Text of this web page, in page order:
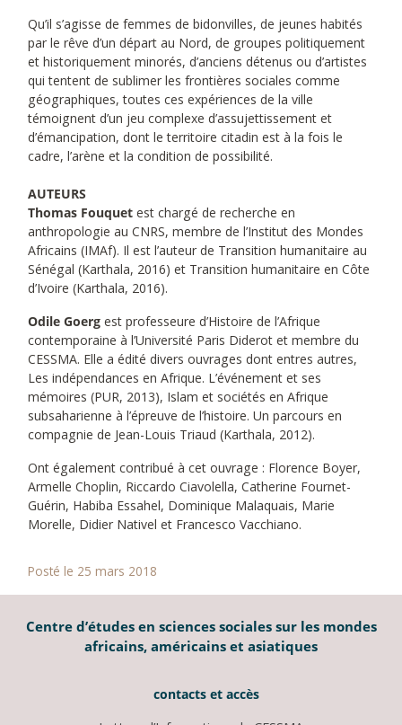
Qu’il s’agisse de femmes de bidonvilles, de jeunes habités
par le rêve d’un départ au Nord, de groupes politiquement
et historiquement minorés, d’anciens détenus ou d’artistes
qui tentent de sublimer les frontières sociales comme
géographiques, toutes ces expériences de la ville
témoignent d’un jeu complexe d’assujettissement et
d’émancipation, dont le territoire citadin est à la fois le
cadre, l’arène et la condition de possibilité.
AUTEURS
Thomas Fouquet est chargé de recherche en
anthropologie au CNRS, membre de l’Institut des Mondes
Africains (IMAf). Il est l’auteur de Transition humanitaire au
Sénégal (Karthala, 2016) et Transition humanitaire en Côte
d’Ivoire (Karthala, 2016).
Odile Goerg est professeure d’Histoire de l’Afrique
contemporaine à l’Université Paris Diderot et membre du
CESSMA. Elle a édité divers ouvrages dont entres autres,
Les indépendances en Afrique. L’événement et ses
mémoires (PUR, 2013), Islam et sociétés en Afrique
subsaharienne à l’épreuve de l’histoire. Un parcours en
compagnie de Jean-Louis Triaud (Karthala, 2012).
Ont également contribué à cet ouvrage : Florence Boyer,
Armelle Choplin, Riccardo Ciavolella, Catherine Fournet-
Guérin, Habiba Essahel, Dominique Malaquais, Marie
Morelle, Didier Nativel et Francesco Vacchiano.
Posté le 25 mars 2018
Centre d’études en sciences sociales sur les mondes
africains, américains et asiatiques
contacts et accès